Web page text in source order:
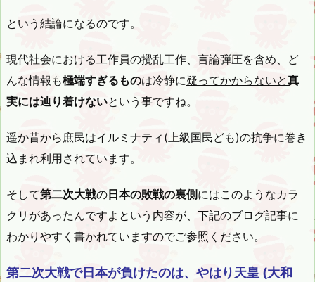
という結論になるのです。
現代社会における工作員の攪乱工作、言論弾圧を含め、ど
んな情報も極端すぎるものは冷静に疑ってかからないと真
実には辿り着けないという事ですね。
遥か昔から庶民はイルミナティ(上級国民ども)の抗争に巻き
込まれ利用されています。
そして第二次大戦の日本の敗戦の裏側にはこのようなカラ
クリがあったんですよという内容が、下記のブログ記事に
わかりやすく書かれていますのでご参照ください。
第二次大戦で日本が負けたのは、やはり天皇 (大和